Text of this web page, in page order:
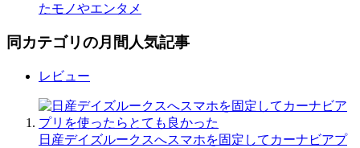
たモノやエンタメ
同カテゴリの月間人気記事
レビュー
日産デイズルークスへスマホを固定してカーナビアプ